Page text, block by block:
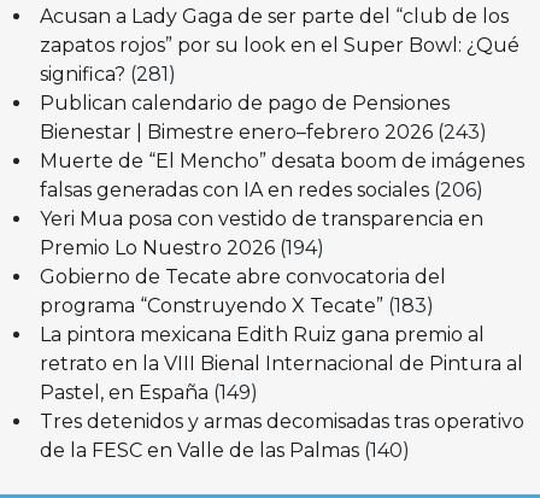
Acusan a Lady Gaga de ser parte del “club de los
zapatos rojos” por su look en el Super Bowl: ¿Qué
significa? (281)
Publican calendario de pago de Pensiones
Bienestar | Bimestre enero–febrero 2026 (243)
Muerte de “El Mencho” desata boom de imágenes
falsas generadas con IA en redes sociales (206)
Yeri Mua posa con vestido de transparencia en
Premio Lo Nuestro 2026 (194)
Gobierno de Tecate abre convocatoria del
programa “Construyendo X Tecate” (183)
La pintora mexicana Edith Ruiz gana premio al
retrato en la VIII Bienal Internacional de Pintura al
Pastel, en España (149)
Tres detenidos y armas decomisadas tras operativo
de la FESC en Valle de las Palmas (140)